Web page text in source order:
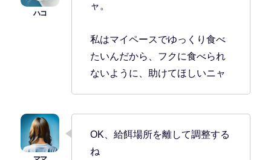
ャ。
私はマイペースでゆっくり食べ
たいんだから、フクに食べられ
ないように、助けてほしいニャ
OK、給餌場所を離して調整する
ね